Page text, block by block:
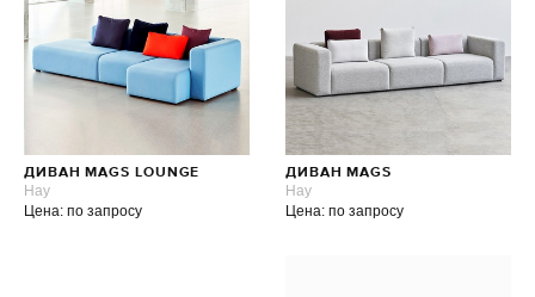
ДИВАН MAGS LOUNGE
Hay
Цена: по запросу
ДИВАН MAGS
Hay
Цена: по запросу